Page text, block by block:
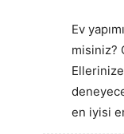
Ev
misiniz?
en iyisi